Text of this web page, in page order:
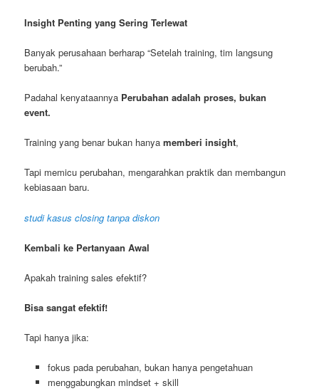
Insight Penting yang Sering Terlewat
Banyak perusahaan berharap “Setelah training, tim langsung
berubah.”
Padahal kenyataannya Perubahan adalah proses, bukan
event.
Training yang benar bukan hanyamemberi insight,
Tapi memicu perubahan, mengarahkan praktik dan membangun
kebiasaan baru.
studi kasus closing tanpa diskon
Kembali ke Pertanyaan Awal
Apakah training sales efektif?
Bisa sangat efektif!
Tapi hanya jika:
fokus pada perubahan, bukan hanya pengetahuan
menggabungkan mindset + skill